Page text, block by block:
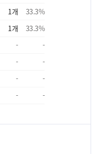
1개 33.3%
1개 33.3%
-
-
-
-
-
-
- -